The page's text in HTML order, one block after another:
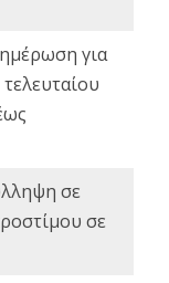
για
σε
σε